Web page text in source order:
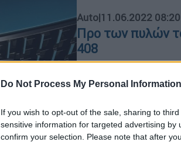
Do Not Process My Personal Information
If you wish to opt-out of the sale, sharing to
sensitive information for targeted advertising
confirm your selection. Please note that after
Auto|11.06.2022 08:20
Προ των πυλών
408
χρησιμοποιείται
Peugeot 308